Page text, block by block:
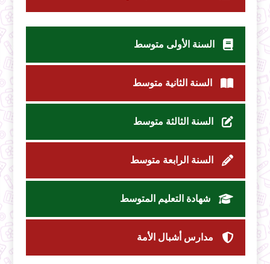
السنة الأولى متوسط
السنة الثانية متوسط
السنة الثالثة متوسط
السنة الرابعة متوسط
شهادة التعليم المتوسط
مدارس أشبال الأمة